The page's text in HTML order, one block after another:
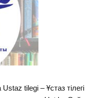
tilegi – Ұстаз тілегі